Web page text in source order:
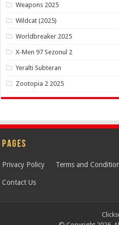
Weapons 2025
Wildcat (2025)
Worldbreaker 2025
X-Men 97 Sezonul 2
Yeralti Subteran
Zootopia 2 2025
Pages
Privacy Policy Terms and
Contact Us